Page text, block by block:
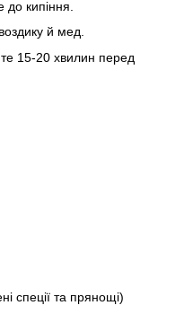
до кипіння.
й мед.
15-20 хвилин перед
спеції та прянощі)